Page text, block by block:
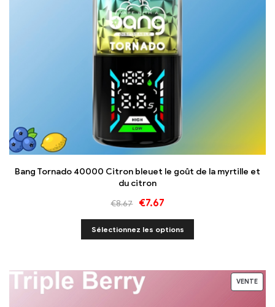
Bang Tornado 40000 Citron bleuet le goût de la myrtille et
du citron
€8.67 €7.67
Sélectionnez les options
VENTE